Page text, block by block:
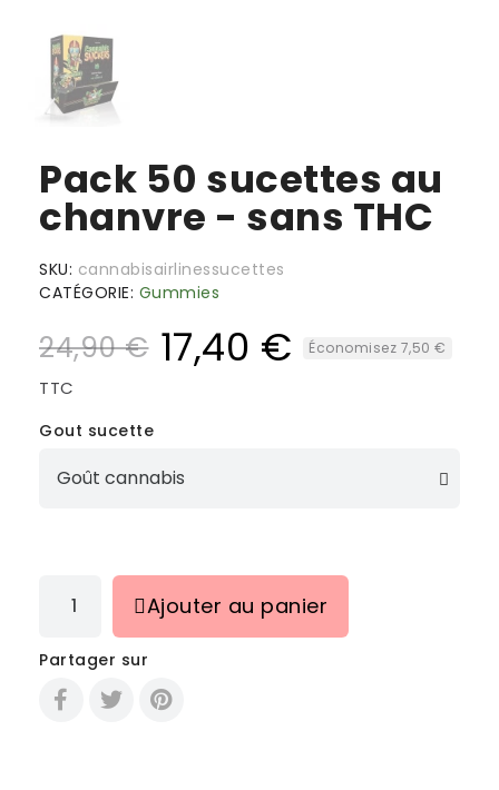
Pack 50 sucettes au
chanvre - sans THC
SKU cannabisairlinessucettes
CATÉGORIE Gummies
24,90 € 17,40 € Économisez 7,50 €
TTC
Gout sucette
Ajouter au panier
Partager sur